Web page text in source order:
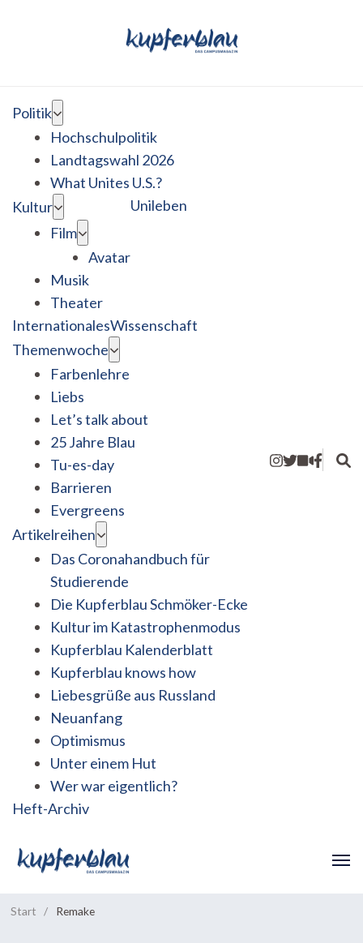
Politik
Hochschulpolitik
Landtagswahl 2026
What Unites U.S.?
Kultur
Film
Avatar
Musik
Theater
Unileben
InternationalesWissenschaft
Themenwoche
Farbenlehre
Liebs
Let’s talk about
25 Jahre Blau
Tu-es-day
Barrieren
Evergreens
Artikelreihen
Das Coronahandbuch für
Studierende
Die Kupferblau Schmöker-Ecke
Kultur im Katastrophenmodus
Kupferblau Kalenderblatt
Kupferblau knows how
Liebesgrüße aus Russland
Neuanfang
Optimismus
Unter einem Hut
Wer war eigentlich?
Heft-Archiv
Start / Remake